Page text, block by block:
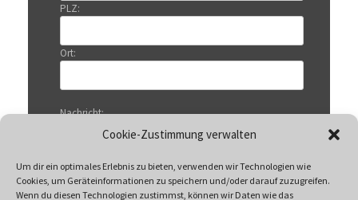
Cookie-Zustimmung verwalten
Um dir ein optimales Erlebnis zu bieten, verwenden wir Technologien wie
Cookies, um Geräteinformationen zu speichern und/oder darauf zuzugreifen.
Wenn du diesen Technologien zustimmst, können wir Daten wie das
PLZ:
Ort:
Nachricht: